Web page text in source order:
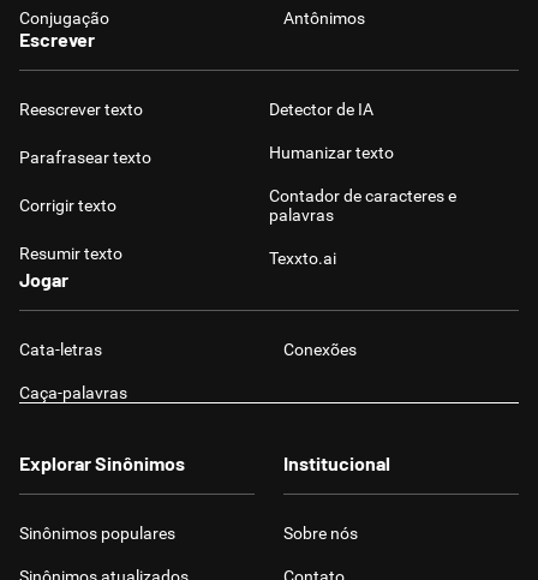
Conjugação Antônimos
Escrever
Reescrever texto
Parafrasear texto
Corrigir texto
Resumir texto
Detector de IA
Humanizar texto
Contador de caracteres e
palavras
Texxto.ai
Jogar
Cata-letras Conexões
Caça-palavras
Explorar Sinônimos
Sinônimos populares
Institucional
Sobre nós